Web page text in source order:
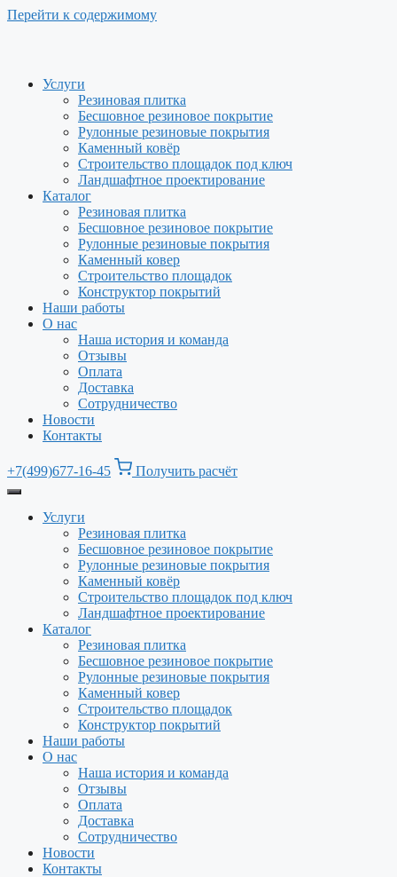
Перейти к содержимому
Услуги
Резиновая плитка
Бесшовное резиновое покрытие
Рулонные резиновые покрытия
Каменный ковёр
Строительство площадок под ключ
Ландшафтное проектирование
Каталог
Резиновая плитка
Бесшовное резиновое покрытие
Рулонные резиновые покрытия
Каменный ковер
Строительство площадок
Конструктор покрытий
Наши работы
О нас
Наша история и команда
Отзывы
Оплата
Доставка
Сотрудничество
Новости
Контакты
+7(499)677-16-45 Получить расчёт
Услуги
Резиновая плитка
Бесшовное резиновое покрытие
Рулонные резиновые покрытия
Каменный ковёр
Строительство площадок под ключ
Ландшафтное проектирование
Каталог
Резиновая плитка
Бесшовное резиновое покрытие
Рулонные резиновые покрытия
Каменный ковер
Строительство площадок
Конструктор покрытий
Наши работы
О нас
Наша история и команда
Отзывы
Оплата
Доставка
Сотрудничество
Новости
Контакты